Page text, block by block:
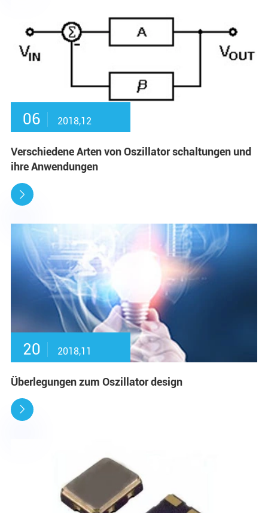
06 2018,12
Verschiedene Arten von Oszillator schaltungen und
ihre Anwendungen

20 2018,11
Überlegungen zum Oszillator design
